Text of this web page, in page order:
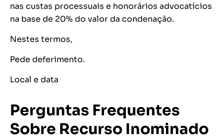
nas custas processuais e honorários advocatícios
na base de 20% do valor da condenação.
Nestes termos,
Pede deferimento.
Local e data
Perguntas Frequentes
Sobre Recurso Inominado